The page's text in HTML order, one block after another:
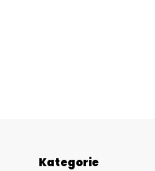
Kategorie